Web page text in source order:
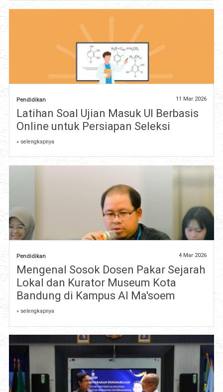
Pendidikan 11 Mar 2026
Latihan Soal Ujian Masuk UI Berbasis
Online untuk Persiapan Seleksi
» selengkapnya
Pendidikan 4 Mar 2026
Mengenal Sosok Dosen Pakar Sejarah
Lokal dan Kurator Museum Kota
Bandung di Kampus Al Ma'soem
» selengkapnya